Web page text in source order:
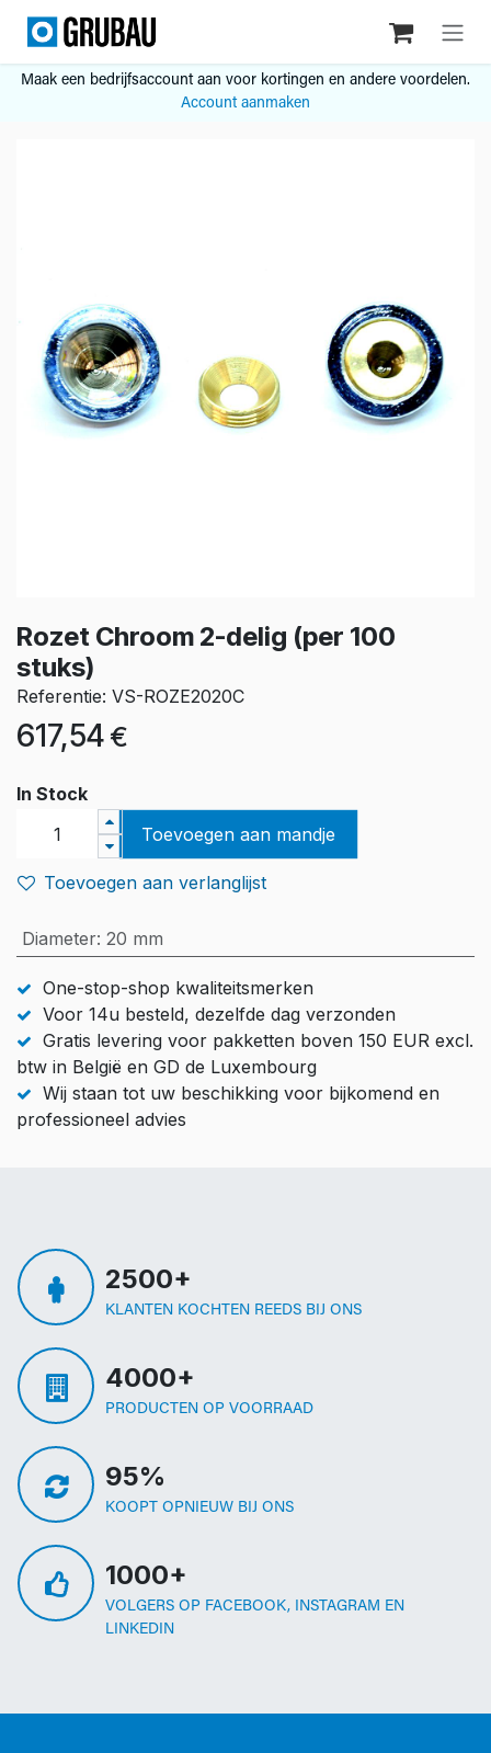
Overslaan naar inhoud
Maak een bedrijfsaccount aan voor kortingen en andere voordelen.
Account aanmaken
Rozet Chroom 2-delig (per 100
stuks)
Referentie: VS-ROZE2020C
617,54 €
In Stock
Toevoegen aan mandje
Toevoegen aan verlanglijst
Diameter: 20 mm
One-stop-shop kwaliteitsmerken
Voor 14u besteld, dezelfde dag verzonden
Gratis levering voor pakketten boven 150 EUR excl.
btw in België en GD de Luxembourg
Wij staan tot uw beschikking voor bijkomend en
professioneel advies
2500+
KLANTEN KOCHTEN REEDS BIJ ONS
4000+
PRODUCTEN OP VOORRAAD
95%
KOOPT OPNIEUW BIJ ONS
1000+
VOLGERS OP FACEBOOK, INSTAGRAM EN
LINKEDIN